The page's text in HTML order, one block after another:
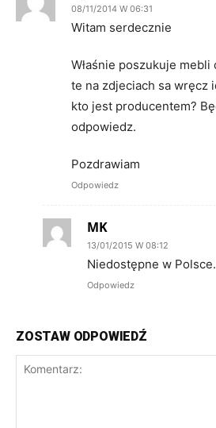
08/11/2014 W 06:31
Witam serdecznie
Właśnie poszukuje
te na zdjeciach sa wręcz
kto jest producentem?
odpowiedz.
Pozdrawiam
Odpowiedz
MK
13/01/2015 W 08:12
Niedostępne w Polsce.
Odpowiedz
ZOSTAW ODPOWIEDŹ